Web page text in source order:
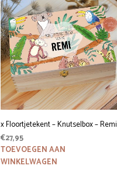
x Floortjetekent – Knutselbox – Remi
€27,95
TOEVOEGEN AAN
WINKELWAGEN